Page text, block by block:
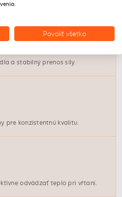
a stabilný prenos sily.
pre konzistentnú kvalitu.
odvádzať teplo pri vŕtaní.
Povoliť všetko